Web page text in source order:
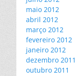
maio 2012
abril 2012
março 2012
fevereiro 2012
janeiro 2012
dezembro 2011
outubro 2011